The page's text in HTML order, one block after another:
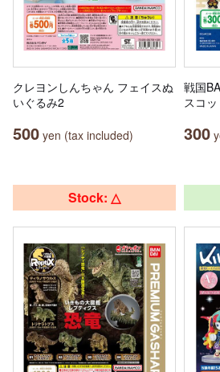
クレヨンしんちゃん フェイスぬ
いぐるみ2
500 yen (tax included)
戦国
スコッ
300
Stock: △